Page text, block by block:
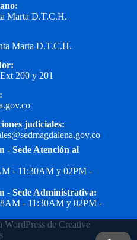
Marta D.T.C.H.
Marta D.T.C.H.
200 y 201
judiciales:
- Sede Atención al
- 11:30AM y 02PM -
- Sede Administrativa:
- 11:30AM y 02PM -
de Creative